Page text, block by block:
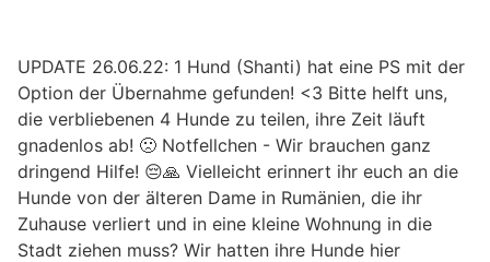
UPDATE 26.06.22: 1 Hund (Shanti) hat eine PS mit der
Option der Übernahme gefunden! <3 Bitte helft uns,
die verbliebenen 4 Hunde zu teilen, ihre Zeit läuft
gnadenlos ab! 🙁 Notfellchen - Wir brauchen ganz
dringend Hilfe! 😔🙏 Vielleicht erinnert ihr euch an die
Hunde von der älteren Dame in Rumänien, die ihr
Zuhause verliert und in eine kleine Wohnung in die
Stadt ziehen muss? Wir hatten ihre Hunde hier